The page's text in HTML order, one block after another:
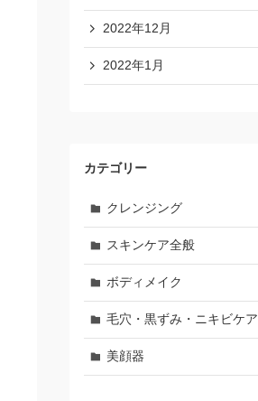
2022年12月
2022年1月
カテゴリー
クレンジング
スキンケア全般
ボディメイク
毛穴・黒ずみ・ニキビケア
美顔器